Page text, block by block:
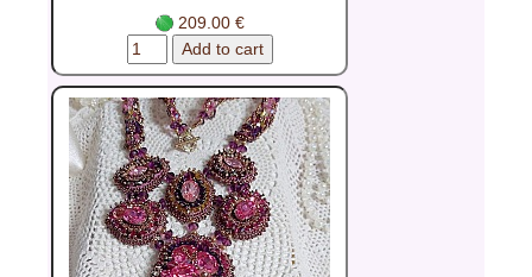
209.00 €